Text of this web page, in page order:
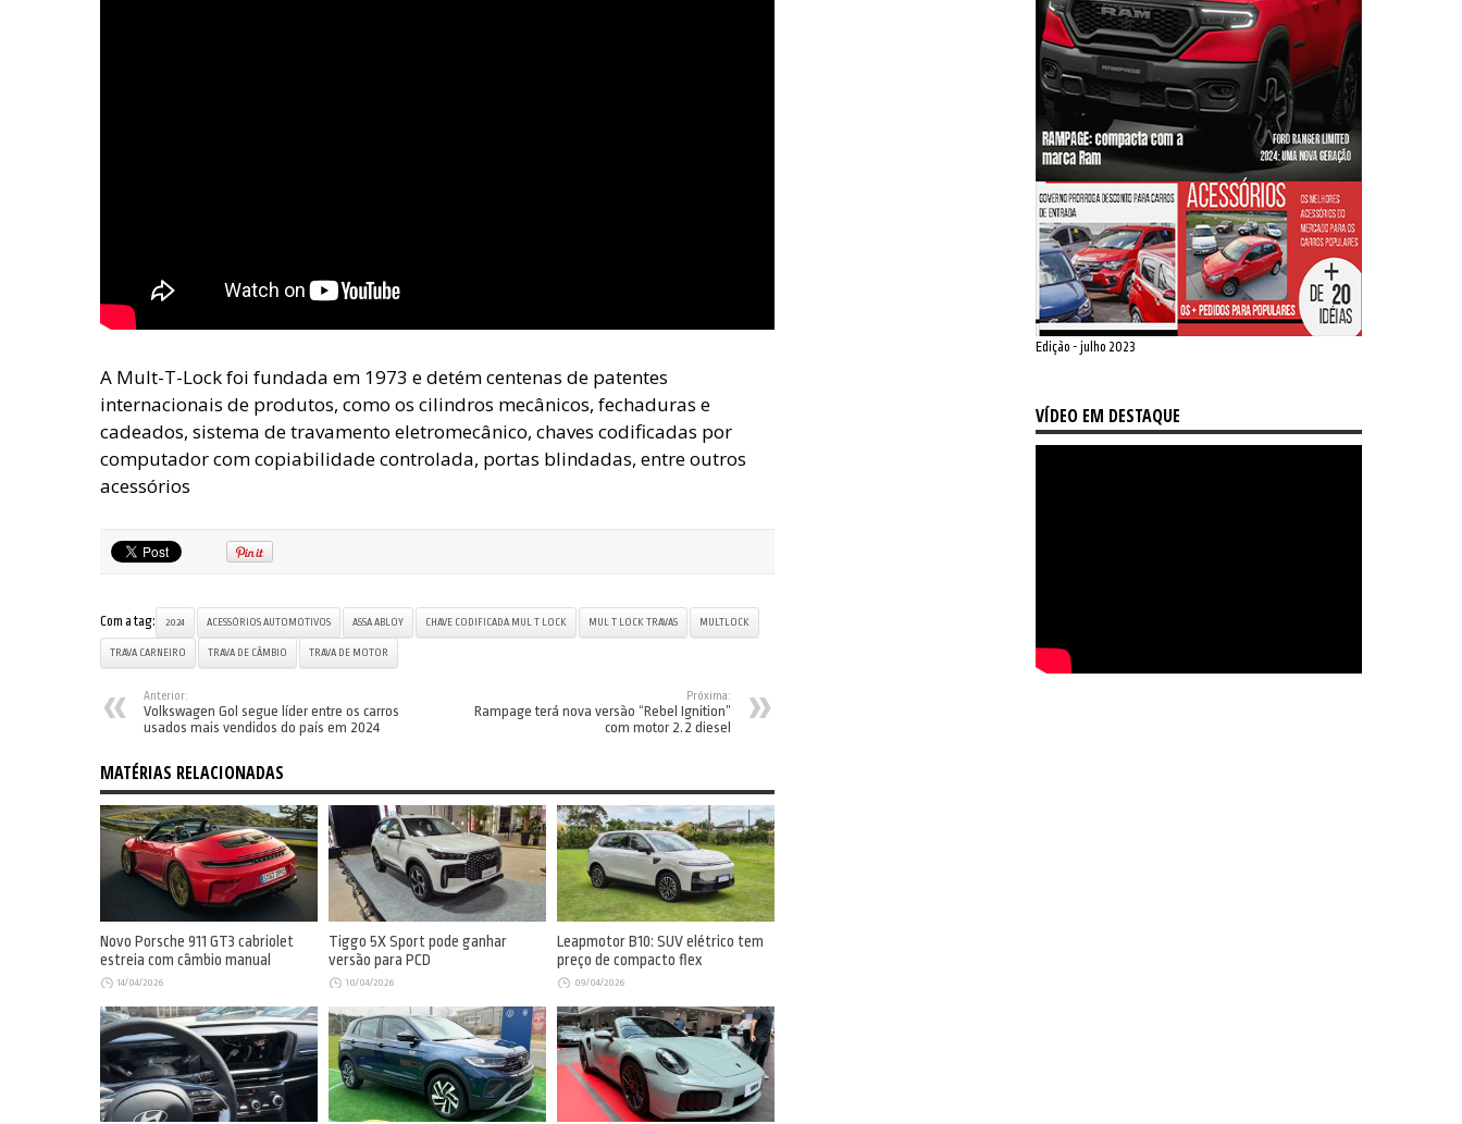
A Mult-T-Lock foi fundada em 1973 e detém centenas de patentes
internacionais de produtos, como os cilindros mecânicos, fechaduras e
cadeados, sistema de travamento eletromecânico, chaves codificadas por
computador com copiabilidade controlada, portas blindadas, entre outros
acessórios
Com a tag: 2024 ACESSÓRIOS AUTOMOTIVOS ASSA ABLOY CHAVE CODIFICADA MUL T LOCK MUL T LOCK TRAVAS MULTLOCK
TRAVA CARNEIRO TRAVA DE CÂMBIO TRAVA DE MOTOR
Anterior:
Volkswagen Gol segue líder entre os carros
usados mais vendidos do país em 2024
Próxima:
Rampage terá nova versão “Rebel Ignition”
com motor 2.2 diesel
MATÉRIAS RELACIONADAS
Novo Porsche 911 GT3 cabriolet
estreia com câmbio manual
14/04/2026
Tiggo 5X Sport pode ganhar
versão para PCD
10/04/2026
Leapmotor B10: SUV elétrico tem
preço de compacto flex
09/04/2026
Edição - julho 2023
VÍDEO EM DESTAQUE